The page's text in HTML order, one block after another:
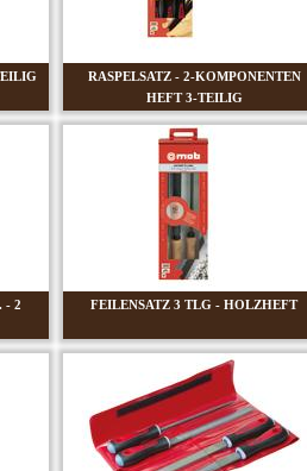
RASPELSATZ - 2-KOMPONENTEN
HEFT 3-TEILIG
- 2
FEILENSATZ 3 TLG - HOLZHEFT